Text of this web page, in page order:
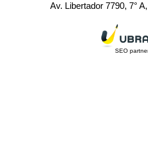
Av. Libertador 7790, 7°
SEO